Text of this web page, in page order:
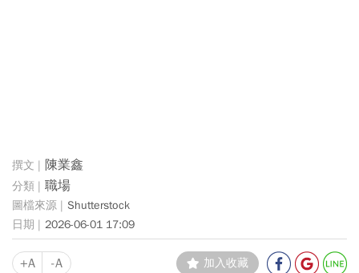
陳業鑫
職場
Shutterstock
2026-06-01 17:09
+A -A 加入收藏